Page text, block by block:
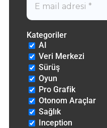
Kategoriler
AI
Veri Merkezi
Sürüş
Oyun
Pro Grafik
Otonom Araçlar
Sağlık
Inception